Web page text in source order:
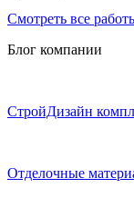
Смотреть все
Блог компании
СтройДизайн
Отделочные